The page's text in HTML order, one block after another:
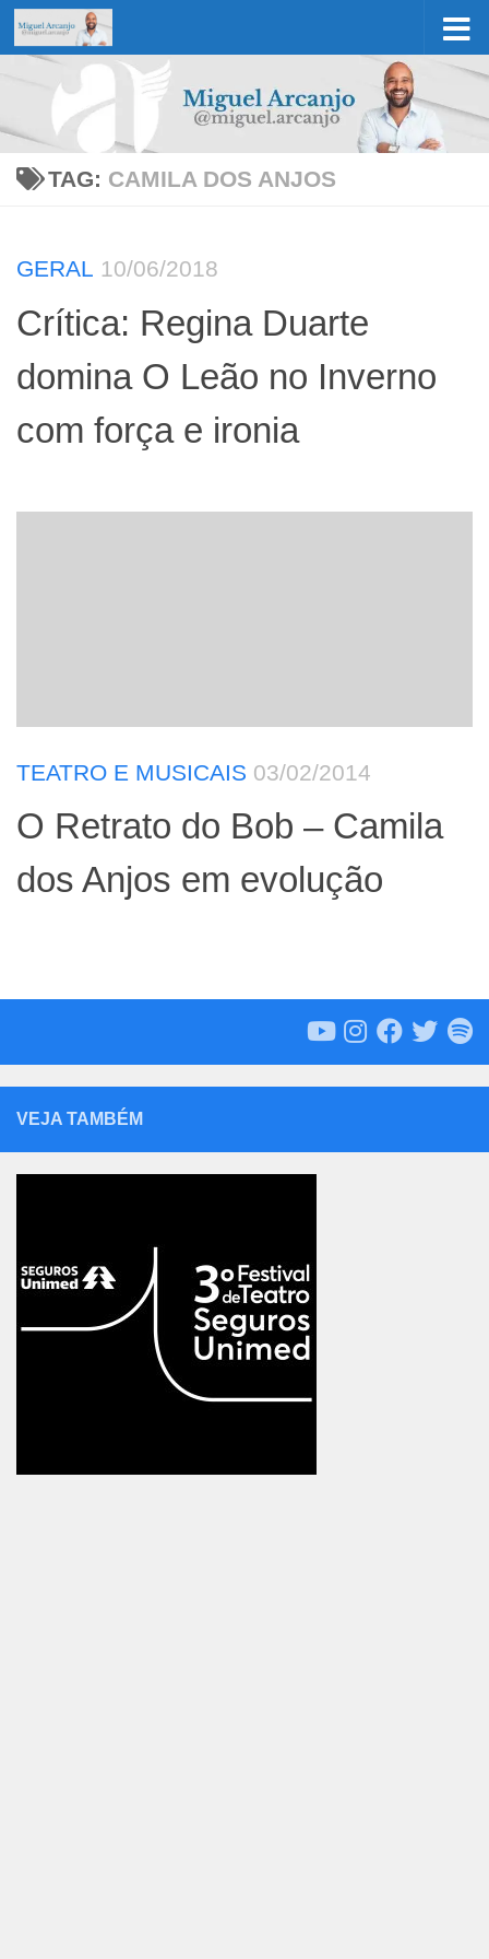
Skip to content
TAG: CAMILA DOS ANJOS
GERAL 10/06/2018
Crítica: Regina Duarte
domina O Leão no Inverno
com força e ironia
TEATRO E MUSICAIS 03/02/2014
O Retrato do Bob – Camila
dos Anjos em evolução
VEJA TAMBÉM